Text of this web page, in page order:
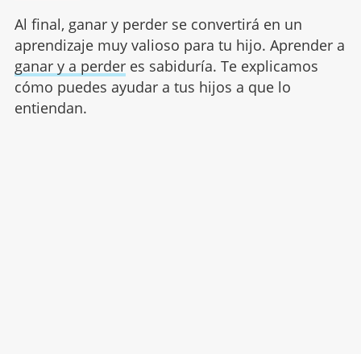
Al final, ganar y perder se convertirá en un
aprendizaje muy valioso para tu hijo. Aprender a
ganar y a perderes sabiduría. Te explicamos
cómo puedes ayudar a tus hijos a que lo
entiendan.